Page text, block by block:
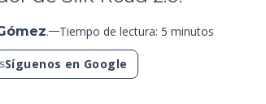
. Tiempo de lectura: 5 minutos
Síguenos en Google